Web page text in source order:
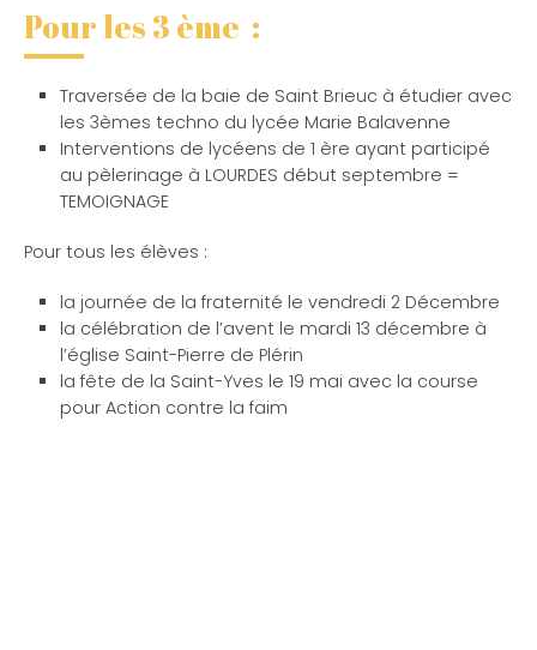
Pour les 3 ème :
Traversée de la baie de Saint Brieuc à étudier avec
les 3èmes techno du lycée Marie Balavenne
Interventions de lycéens de 1 ère ayant participé
au pèlerinage à LOURDES début septembre =
TEMOIGNAGE
Pour tous les élèves :
la journée de la fraternité le vendredi 2 Décembre
la célébration de l’avent le mardi 13 décembre à
l’église Saint-Pierre de Plérin
la fête de la Saint-Yves le 19 mai avec la course
pour Action contre la faim